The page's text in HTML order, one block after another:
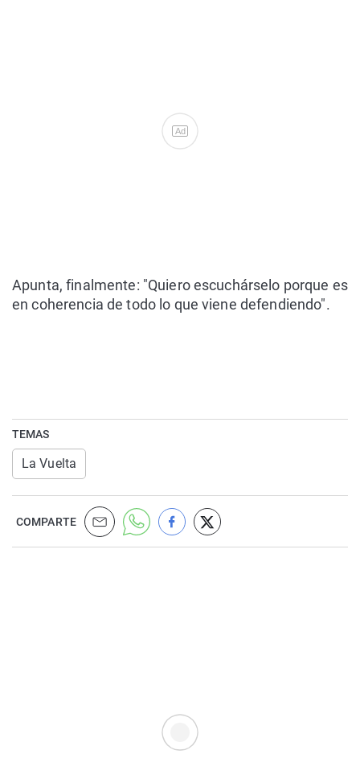
Ad
Apunta, finalmente: "Quiero escuchárselo porque es
en coherencia de todo lo que viene defendiendo".
TEMAS
La Vuelta
COMPARTE